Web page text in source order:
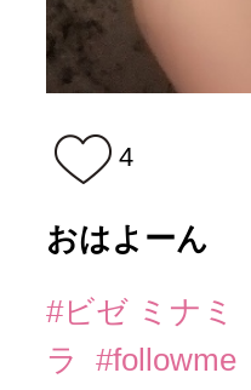
4
おはよーん
#ビゼ ミナミ
ラ
#followme